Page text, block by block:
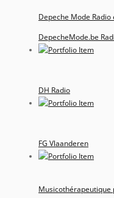
Depeche Mode
DepecheMode.be
DH Radio
FG Vlaanderen
Musicothérapeutique